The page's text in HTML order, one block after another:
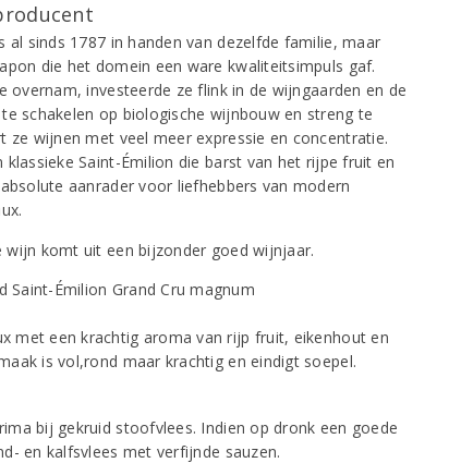
al sinds 1787 in handen van dezelfde familie, maar
die het domein een ware kwaliteitsimpuls gaf.
overnam, investeerde ze flink in de wijngaarden en de
schakelen op biologische wijnbouw en streng te
ze wijnen met veel meer expressie en concentratie.
klassieke Saint-Émilion die barst van het rijpe fruit en
aanrader voor liefhebbers van modern
wijn komt uit een bijzonder goed wijnjaar.
met een krachtig aroma van rijp fruit, eikenhout en
is vol,rond maar krachtig en eindigt soepel.
bij gekruid stoofvlees. Indien op dronk een goede
en kalfsvlees met verfijnde sauzen.